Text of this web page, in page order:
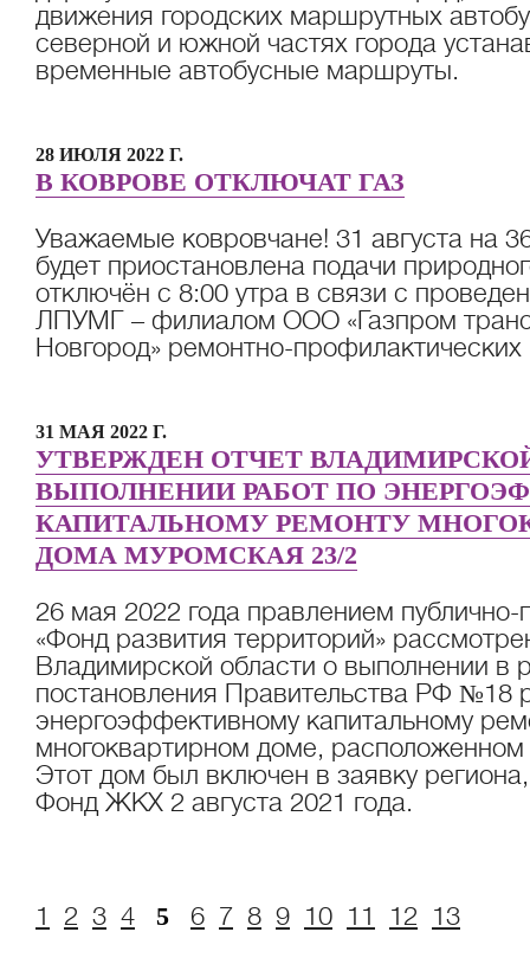
движения городских маршрутных
северной и южной частях города
временные автобусные маршруты.
28 ИЮЛЯ 2022 Г.
В КОВРОВЕ ОТКЛЮЧАТ ГАЗ
Уважаемые ковровчане! 31 августа на
будет приостановлена подачи
отключён с 8:00 утра в связи с
ЛПУМГ – филиалом ООО «Газпром
Новгород» ремонтно-профилактических
31 МАЯ 2022 Г.
УТВЕРЖДЕН ОТЧЕТ
ВЫПОЛНЕНИИ РАБОТ ПО
КАПИТАЛЬНОМУ РЕМОНТУ
ДОМА МУРОМСКАЯ 23/2
26 мая 2022 года правлением
«Фонд развития территорий»
Владимирской области о выполнении в
постановления Правительства РФ №18
энергоэффективному капитальному
многоквартирном доме,
Этот дом был включен в заявку
Фонд ЖКХ 2 августа 2021 года.
1 2 3 4 5 6 7 8 9 10 11 12 13